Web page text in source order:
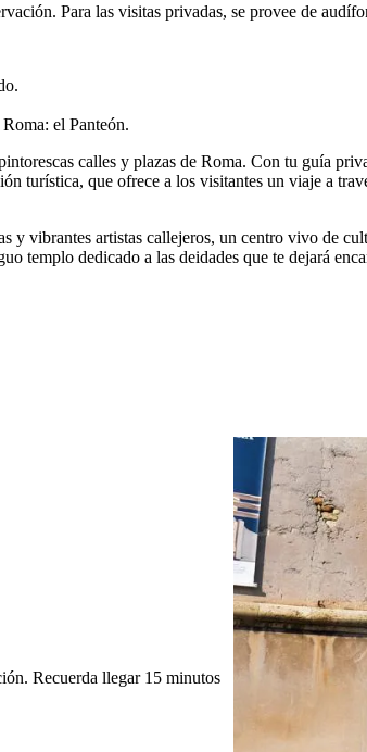
Para las visitas privadas, se provee de
el Panteón.
calles y plazas de Roma. Con tu guía
turística, que ofrece a los visitantes un viaje a
y vibrantes artistas callejeros, un centro vivo de
templo dedicado a las deidades que te dejará
Recuerda llegar 15 minutos